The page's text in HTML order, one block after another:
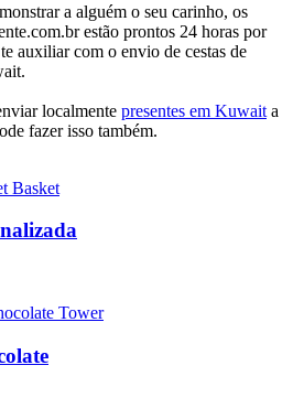
a alguém o seu carinho, os
estão prontos 24 horas por
auxiliar com o envio de cestas de
localmente presentes em Kuwait a
fazer isso também.